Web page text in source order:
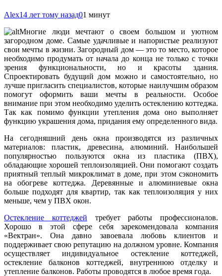
Alex14 лет тому назад01 минут
Многие люди мечтают о своем большом и уютном
загородном доме. Самые удачливые и напористые реализуют
свои мечты в жизни. Загородный дом — это то место, которое
необходимо продумать от начала до конца не только с точки
зрения функциональности, но и красоты здания.
Спроектировать будущий дом можно и самостоятельно, но
лучше пригласить специалистов, которые наилучшим образом
помогут оформить ваши мечты в реальности. Особое
внимание при этом необходимо уделить остеклению коттеджа.
Так как помимофункции утепления дома оно выполняет
функцию украшения дома, придания ему определенного вида.
На сегодняшний день окна производятся из различных
материалов: пластик, древесина, алюминий. Наибольшей
популярностью пользуются окна из пластика (ПВХ),
обладающие хорошей теплоизоляцией. Они помогают создать
приятный теплый микроклимат в доме, при этом сэкономить
на обогреве коттеджа. Деревянные и алюминиевые окна
больше подходят для квартир, так как теплоизоляция у них
меньше, чем у ПВХ окон.
Остекление коттеджей требует работы профессионалов.
Хорошо в этой сфере себя зарекомендовала компания
«Вектран». Она давно завоевала любовь клиентов и
поддерживает свою репутацию на должном уровне. Компания
осуществляет индивидуальное остекление коттеджей,
остекление балконов коттеджей, внутреннюю отделку и
утепление балконов. Работы проводятся в любое время года.